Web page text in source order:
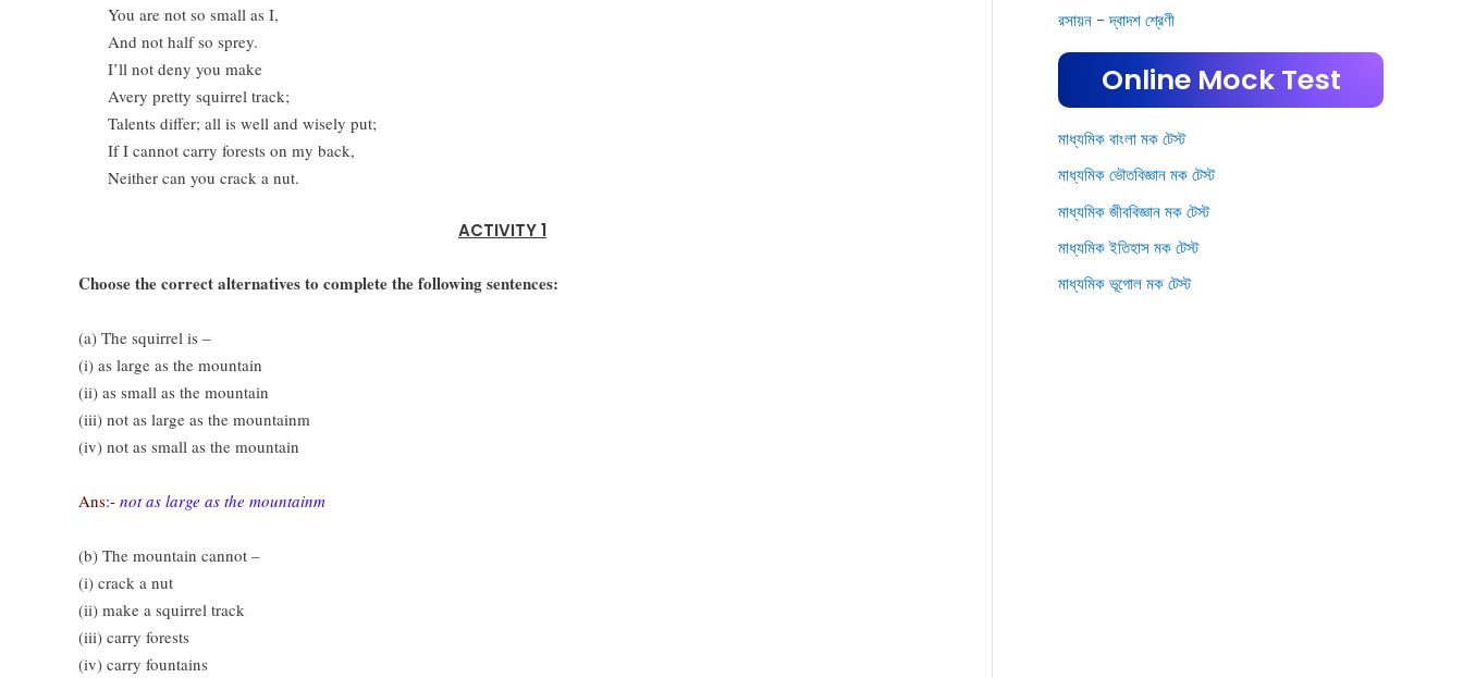
You are not so small as I,
And not half so sprey.
I’ll not deny you make
Avery pretty squirrel track;
Talents differ; all is well and wisely put;
If I cannot carry forests on my back,
Neither can you crack a nut.
ACTIVITY 1
Choose the correct alternatives to complete the following sentences:
(a) The squirrel is –
(i) as large as the mountain
(ii) as small as the mountain
(iii) not as large as the mountainm
(iv) not as small as the mountain
Ans:- not as large as the mountainm
(b) The mountain cannot –
(i) crack a nut
(ii) make a squirrel track
(iii) carry forests
(iv) carry fountains
রসায়ন - দ্বাদশ শ্রেণী
Online Mock Test
মাধ্যমিক বাংলা মক টেস্ট
মাধ্যমিক ভৌতবিজ্ঞান মক টেস্ট
মাধ্যমিক জীববিজ্ঞান মক টেস্ট
মাধ্যমিক ইতিহাস মক টেস্ট
মাধ্যমিক ভূগোল মক টেস্ট